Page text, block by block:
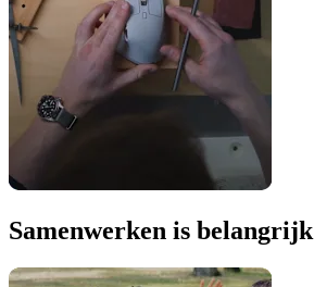
Samenwerken is belangrijk